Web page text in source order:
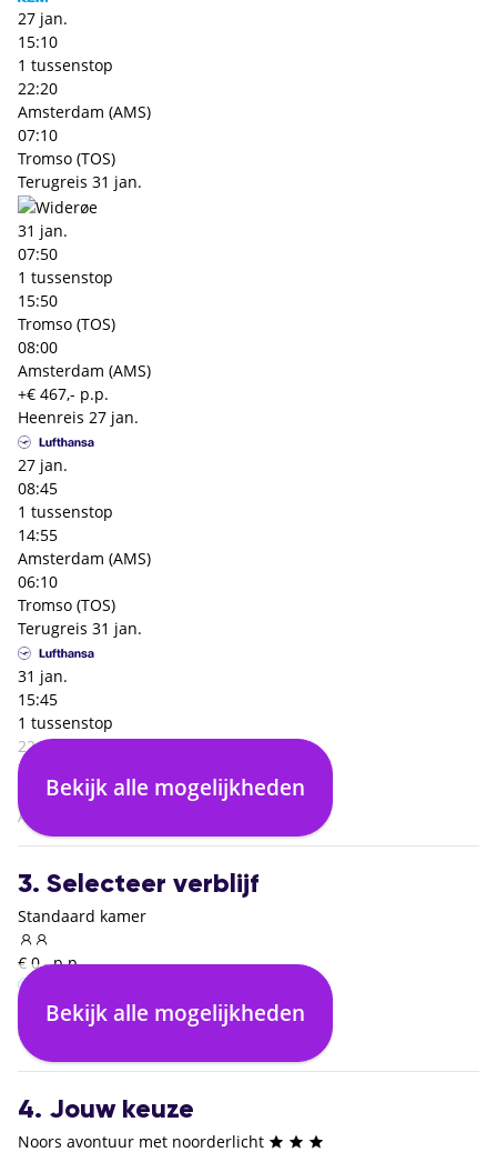
27 jan.
15:10
1 tussenstop
22:20
Amsterdam (AMS)
07:10
Tromso (TOS)
Terugreis 31 jan.
31 jan.
07:50
1 tussenstop
15:50
Tromso (TOS)
08:00
Amsterdam (AMS)
+€ 467,- p.p.
Heenreis 27 jan.
27 jan.
08:45
1 tussenstop
14:55
Amsterdam (AMS)
06:10
Tromso (TOS)
Terugreis 31 jan.
31 jan.
15:45
1 tussenstop
22:35
Tromso (TOS)
06:50
Amsterdam (AMS)
Bekijk alle mogelijkheden
3. Selecteer verblijf
Standaard kamer
€ 0,- p.p.
Logies en ontbijt
€ 0,- p.p.
Bekijk alle mogelijkheden
4. Jouw keuze
Noors avontuur met noorderlicht